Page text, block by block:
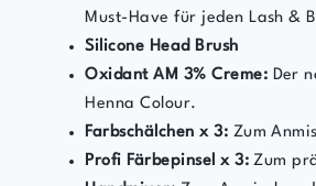
Must-Have für jeden Lash &
Silicone Head Brush
Oxidant AM 3% Creme: Der
Henna Colour.
Farbschälchen x 3: Zum
Profi Färbepinsel x 3: Zum